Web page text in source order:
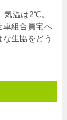
気温は2℃。
車組合員宅へ
生協をどう